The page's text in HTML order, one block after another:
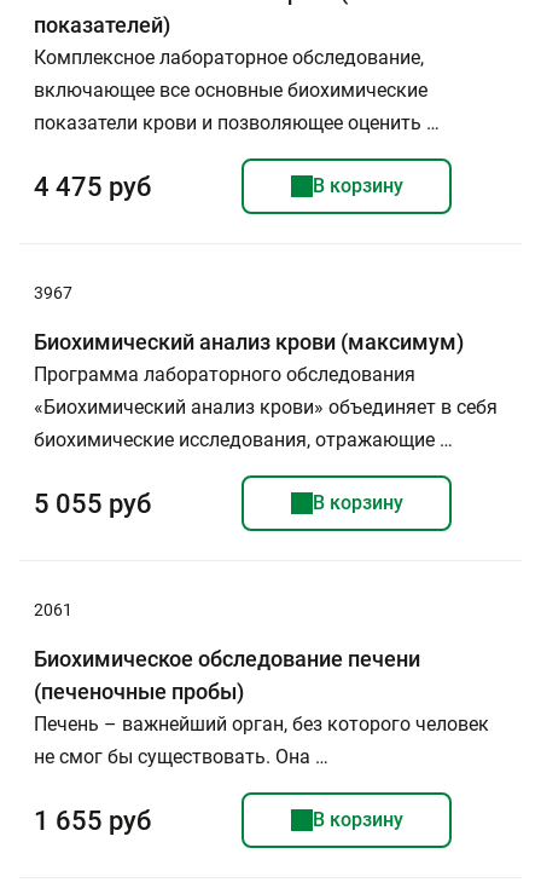
показателей)
Комплексное лабораторное обследование,
включающее все основные биохимические
показатели крови и позволяющее оценить …
4 475 руб В корзину
3967
Биохимический анализ крови (максимум)
Программа лабораторного обследования
«Биохимический анализ крови» объединяет в себя
биохимические исследования, отражающие …
5 055 руб В корзину
2061
Биохимическое обследование печени
(печеночные пробы)
Печень – важнейший орган, без которого человек
не смог бы существовать. Она …
1 655 руб В корзину